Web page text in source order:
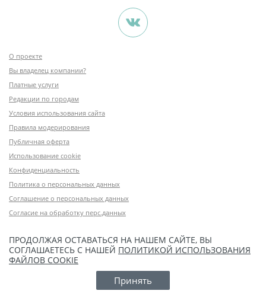
О проекте
Вы владелец компании?
Платные услуги
Редакции по городам
Условия использования сайта
Правила модерирования
Публичная оферта
Использование cookie
Конфиденциальность
Политика о персональных данных
Соглашение о персональных данных
Согласие на обработку перс.данных
ПРОДОЛЖАЯ ОСТАВАТЬСЯ НА НАШЕМ САЙТЕ, ВЫ
СОГЛАШАЕТЕСЬ С НАШЕЙ ПОЛИТИКОЙ ИСПОЛЬЗОВАНИЯ
ФАЙЛОВ COOKIE
Принять